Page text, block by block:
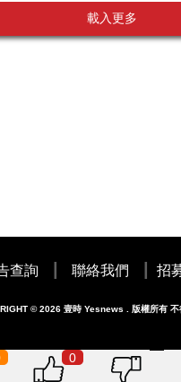
載入更多
查詢 聯絡我們 招
© 2026 壹時 Yesnews . 版權所有 不
0